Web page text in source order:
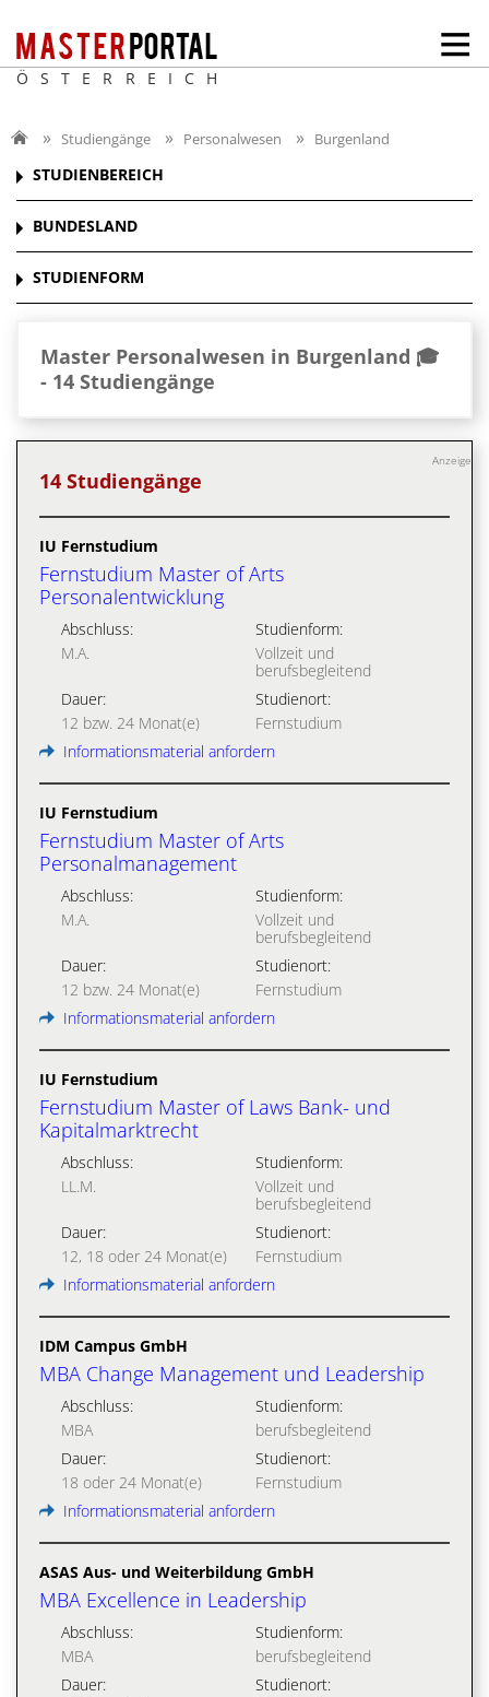
ÖSTERREICH
Studiengänge Personalwesen Burgenland
STUDIENBEREICH
BUNDESLAND
STUDIENFORM
Master Personalwesen in Burgenland 🎓
- 14 Studiengänge
Anzeige
14 Studiengänge
IU Fernstudium
Fernstudium Master of Arts
Personalentwicklung
Abschluss:
M.A.
Studienform:
Vollzeit und
berufsbegleitend
Dauer:
12 bzw. 24 Monat(e)
Studienort:
Fernstudium
Informationsmaterial anfordern
IU Fernstudium
Fernstudium Master of Arts
Personalmanagement
Abschluss:
M.A.
Studienform:
Vollzeit und
berufsbegleitend
Dauer:
12 bzw. 24 Monat(e)
Studienort:
Fernstudium
Informationsmaterial anfordern
IU Fernstudium
Fernstudium Master of Laws Bank- und
Kapitalmarktrecht
Abschluss:
LL.M.
Studienform:
Vollzeit und
berufsbegleitend
Dauer:
12, 18 oder 24 Monat(e)
Studienort:
Fernstudium
Informationsmaterial anfordern
IDM Campus GmbH
MBA Change Management und Leadership
Abschluss:
MBA
Studienform:
berufsbegleitend
Dauer:
18 oder 24 Monat(e)
Studienort:
Fernstudium
Informationsmaterial anfordern
ASAS Aus- und Weiterbildung GmbH
MBA Excellence in Leadership
Abschluss:
MBA
Studienform:
berufsbegleitend
Dauer:
Studienort: